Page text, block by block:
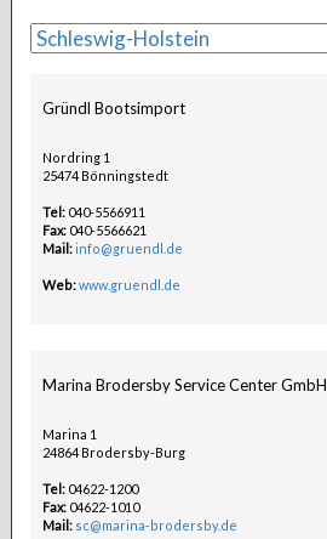
Gründl Bootsimport
Nordring 1
25474 Bönningstedt
Tel:040-5566911
Fax:040-5566621
Mail:info@gruendl.de
Web:www.gruendl.de
Marina Brodersby Service Center GmbH
Marina 1
24864 Brodersby-Burg
Tel:04622-1200
Fax:04622-1010
Mail: sc@marina-brodersby.de